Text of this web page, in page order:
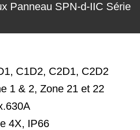
Panneau SPN-d-IIC Série
C1D2, C2D1, C2D2
1 & 2, Zone 21 et 22
4X, IP66